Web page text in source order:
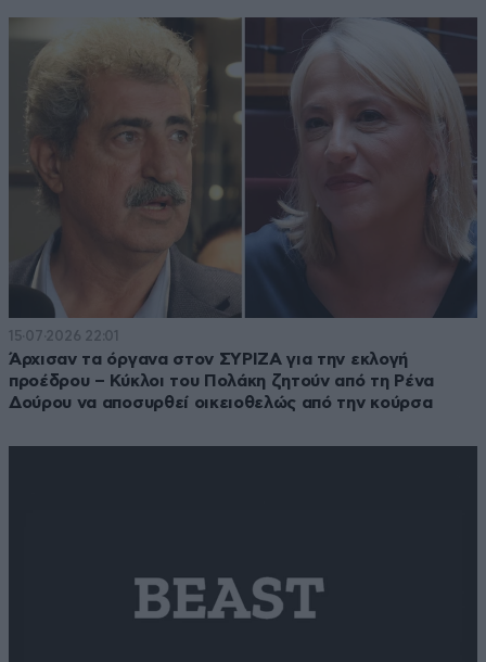
15·07·2026 22:01
Άρχισαν τα όργανα στον ΣΥΡΙΖΑ για την εκλογή
προέδρου – Κύκλοι του Πολάκη ζητούν από τη Ρένα
Δούρου να αποσυρθεί οικειοθελώς από την κούρσα